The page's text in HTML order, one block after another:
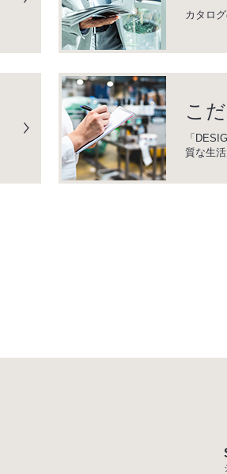
カタロ
こ
「
質な生